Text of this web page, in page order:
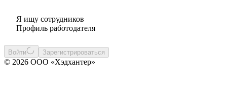
Я ищу сотрудников
Профиль работодателя
Войти Зарегистрироваться
© 2026 ООО «Хэдхантер»